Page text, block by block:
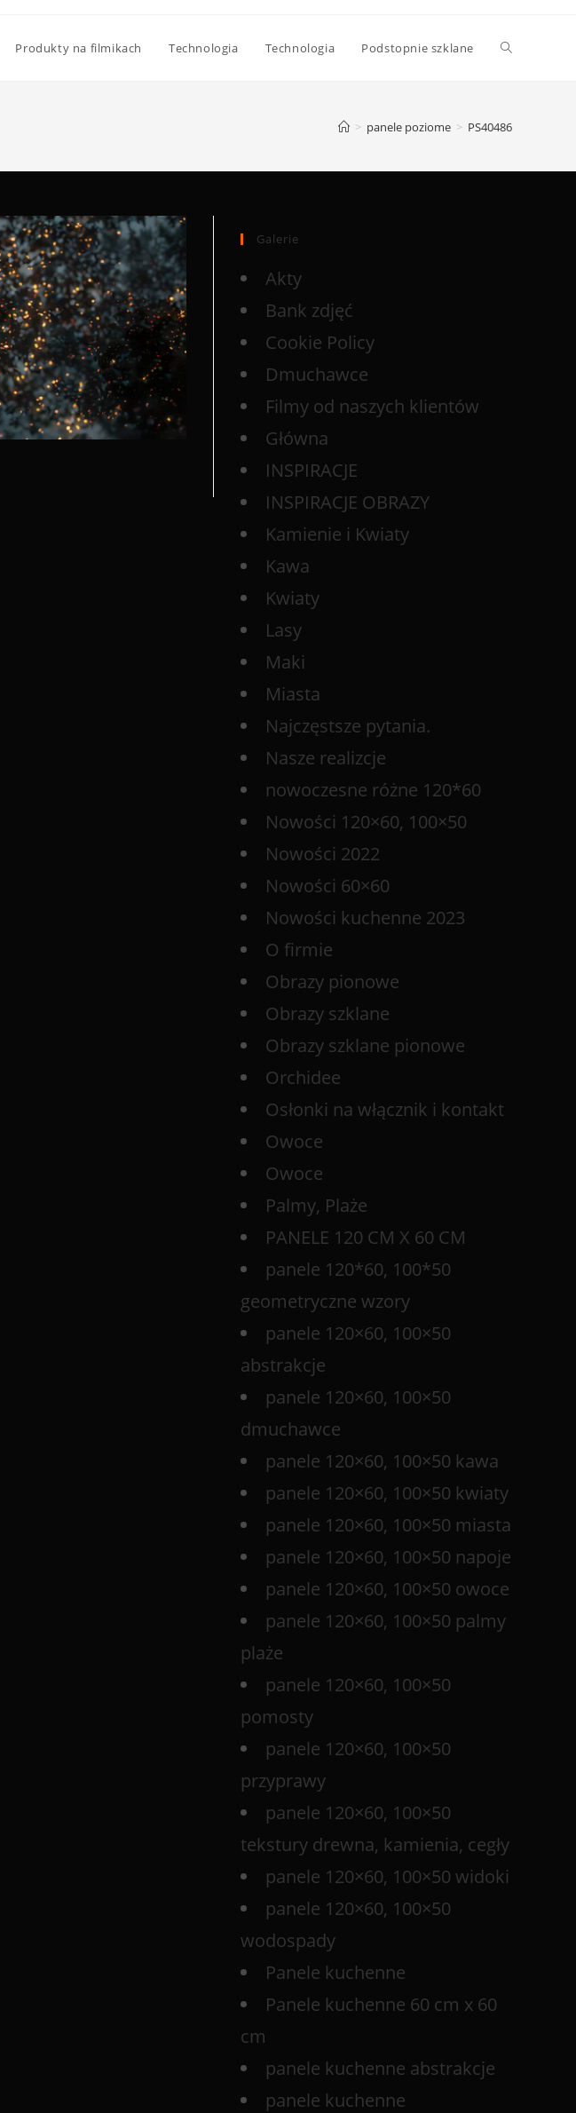
Produkty na filmikach Technologia Technologia Podstopnie szklane
> panele poziome > PS40486
Galerie
Akty
Bank zdjęć
Cookie Policy
Dmuchawce
Filmy od naszych klientów
Główna
INSPIRACJE
INSPIRACJE OBRAZY
Kamienie i Kwiaty
Kawa
Kwiaty
Lasy
Maki
Miasta
Najczęstsze pytania.
Nasze realizcje
nowoczesne różne 120*60
Nowości 120×60, 100×50
Nowości 2022
Nowości 60×60
Nowości kuchenne 2023
O firmie
Obrazy pionowe
Obrazy szklane
Obrazy szklane pionowe
Orchidee
Osłonki na włącznik i kontakt
Owoce
Owoce
Palmy, Plaże
PANELE 120 CM X 60 CM
panele 120*60, 100*50
geometryczne wzory
panele 120×60, 100×50
abstrakcje
panele 120×60, 100×50
dmuchawce
panele 120×60, 100×50 kawa
panele 120×60, 100×50 kwiaty
panele 120×60, 100×50 miasta
panele 120×60, 100×50 napoje
panele 120×60, 100×50 owoce
panele 120×60, 100×50 palmy
plaże
panele 120×60, 100×50
pomosty
panele 120×60, 100×50
przyprawy
panele 120×60, 100×50
tekstury drewna, kamienia, cegły
panele 120×60, 100×50 widoki
panele 120×60, 100×50
wodospady
Panele kuchenne
Panele kuchenne 60 cm x 60
cm
panele kuchenne abstrakcje
panele kuchenne